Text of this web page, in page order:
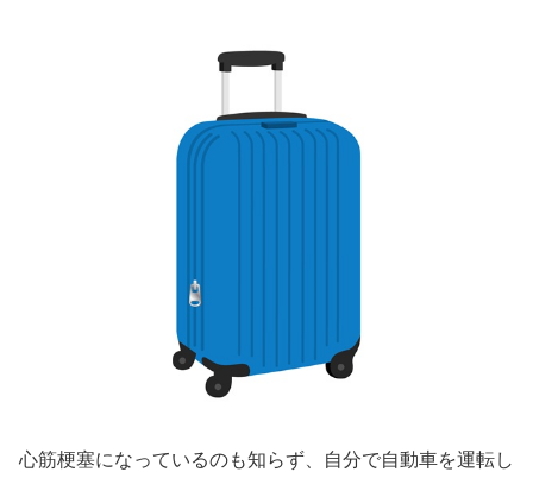
心筋梗塞になっているのも知らず、自分で自動車を運転し